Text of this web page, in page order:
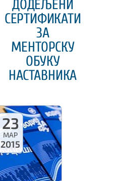
ДОДЕЉЕНИ
СЕРТИФИКАТИ
ЗА
МЕНТОРСКУ
ОБУКУ
НАСТАВНИКА
23
МАР
2015